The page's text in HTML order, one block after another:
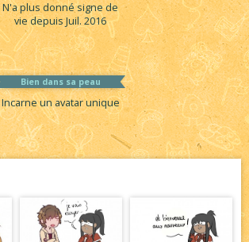
N'a plus donné signe de
vie depuis Juil. 2016
Bien dans sa peau
Incarne un avatar unique